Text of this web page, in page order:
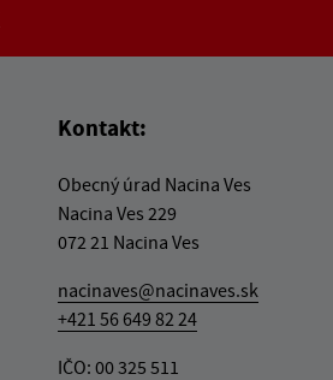
Kontakt:
Obecný úrad Nacina Ves
Nacina Ves 229
072 21 Nacina Ves
nacinaves@nacinaves.sk
+421 56 649 82 24
IČO: 00 325 511